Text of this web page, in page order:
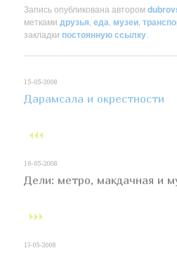
Запись опубликована автором
метками друзья ,еда музеи ,
закладки постоянную ссылку
15-05-2008
Дарамсала и окрестности
16-05-2008
Дели: метро, макдачная и
17-05-2008